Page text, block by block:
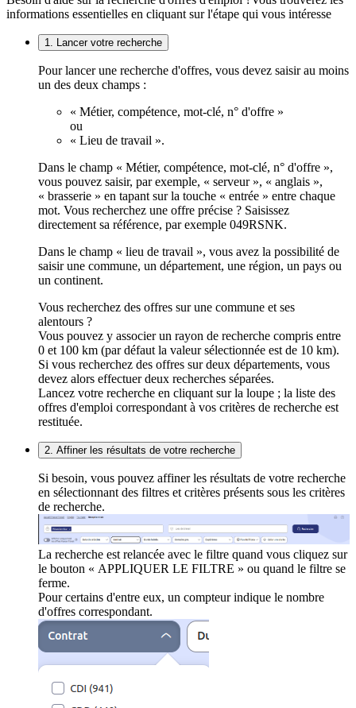
informations essentielles en cliquant sur l'étape qui vous intéresse
1. Lancer votre recherche
Pour lancer une recherche d'offres, vous devez saisir au moins
un des deux champs :
« Métier, compétence, mot-clé, n° d'offre »
ou
« Lieu de travail ».
Dans le champ « Métier, compétence, mot-clé, n° d'offre »,
vous pouvez saisir, par exemple, « serveur », « anglais »,
« brasserie » en tapant sur la touche « entrée » entre chaque
mot. Vous recherchez une offre précise ? Saisissez
directement sa référence, par exemple 049RSNK.
Dans le champ « lieu de travail », vous avez la possibilité de
saisir une commune, un département, une région, un pays ou
un continent.
Vous recherchez des offres sur une commune et ses
alentours ?
Vous pouvez y associer un rayon de recherche compris entre
0 et 100 km (par défaut la valeur sélectionnée est de 10 km).
Si vous recherchez des offres sur deux départements, vous
devez alors effectuer deux recherches séparées.
Lancez votre recherche en cliquant sur la loupe ; la liste des
offres d'emploi correspondant à vos critères de recherche est
restituée.
2. Affiner les résultats de votre recherche
Si besoin, vous pouvez affiner les résultats de votre recherche
en sélectionnant des filtres et critères présents sous les critères
de recherche.
La recherche est relancée avec le filtre quand vous cliquez sur
le bouton « APPLIQUER LE FILTRE » ou quand le filtre se
ferme.
Pour certains d'entre eux, un compteur indique le nombre
d'offres correspondant.